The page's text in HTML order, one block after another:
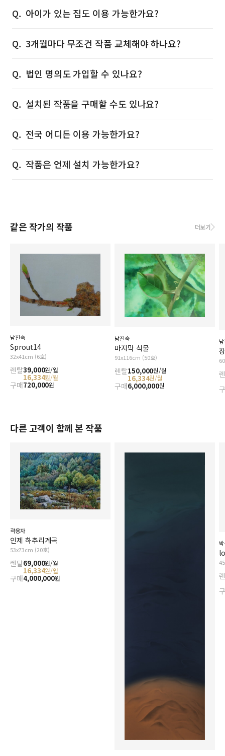
아이가 있는 집도 이용 가능한가요?
3개월마다 무조건 작품 교체해야 하나요?
법인 명의도 가입할 수 있나요?
설치된 작품을 구매할 수도 있나요?
전국 어디든 이용 가능한가요?
작품은 언제 설치 가능한가요?
같은 작가의 작품 더보기
남진숙
Sprout14
32x41cm (6호)
렌탈39,000원/월
16,334원/월
구매720,000원
남진숙
마지막 식물
91x116cm (50호)
렌탈150,000원/월
16,334원/월
구매6,000,000원
다른 고객이 함께 본 작품
곽용자
인제 하추리계곡
53x73cm (20호)
렌탈69,000원/월
16,334원/월
구매4,000,000원